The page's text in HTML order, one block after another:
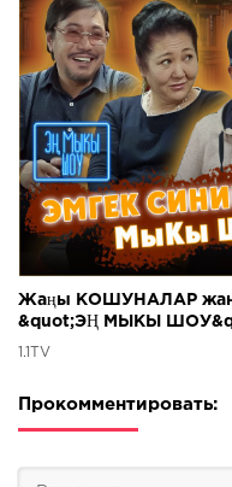
Жаңы КОШУНАЛАР
&quot;ЭҢ МЫКЫ
1.1TV
Прокомментировать: